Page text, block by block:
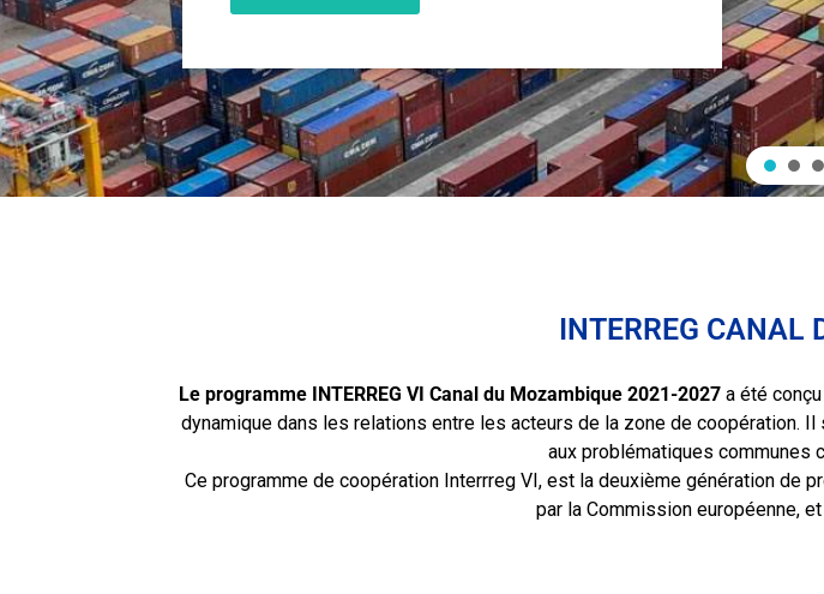
INTERREG CANAL
Le programme INTERREG VI Canal du Mozambique 2021-2027 a été
dynamique dans les relations entre les acteurs de la zone de
aux problématiques communes
Ce programme de coopération Interrreg VI, est la deuxième génération de
par la Commission européenne,